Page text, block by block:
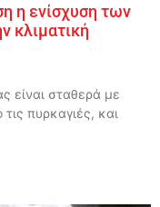
η ενίσχυση των
κλιματική
είναι σταθερά με
πυρκαγιές, και